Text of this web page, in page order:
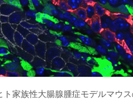
ト家族性大腸腺腫症モデルマウ